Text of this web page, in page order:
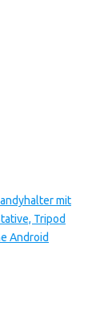
mit
Tripod
Android